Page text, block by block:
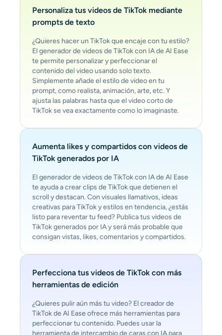
Personaliza tus videos de TikTok mediante
prompts de texto
¿Quieres hacer un TikTok que encaje con tu estilo?
El generador de videos de TikTok con IA de AI Ease
te permite personalizar y perfeccionar el
contenido del video usando solo texto.
Simplemente añade el estilo de video en tu
prompt, como realista, animación, arte, etc. Y
ajusta las palabras hasta que el video corto de
TikTok se vea exactamente como lo imaginaste.
Aumenta likes y compartidos con videos de
TikTok generados por IA
El generador de videos de TikTok con IA de AI Ease
te ayuda a crear clips de TikTok que detienen el
scroll y destacan. Con visuales llamativos, ideas
creativas para TikTok y estilos en tendencia, ¿estás
listo para reventar tu feed? Publica tus videos de
TikTok generados por IA y será más probable que
consigan vistas, likes, comentarios y compartidos.
Perfecciona tus videos de TikTok con más
herramientas de edición
¿Quieres pulir aún más tu video? El creador de
TikTok de AI Ease ofrece más herramientas para
perfeccionar tu contenido. Puedes usar la
herramienta de intercambio de caras con IA para